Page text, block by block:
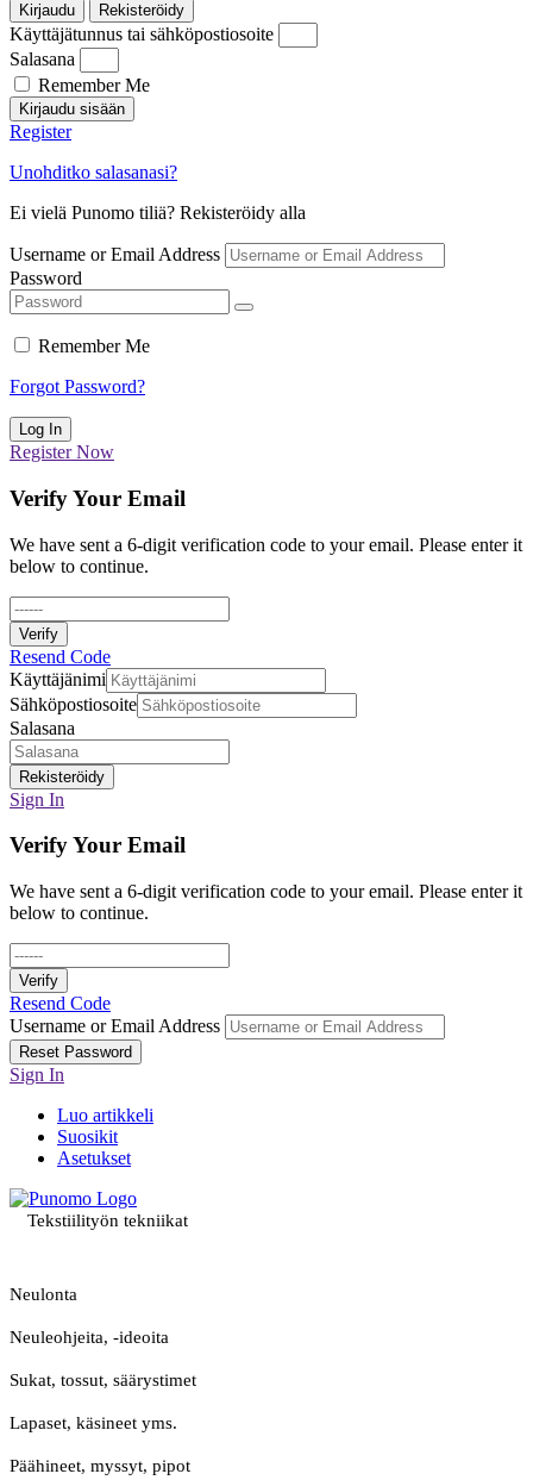
Kirjaudu Rekisteröidy
Käyttäjätunnus tai sähköpostiosoite
Salasana
Remember Me
Kirjaudu sisään
Register
Unohditko salasanasi?
Ei vielä Punomo tiliä? Rekisteröidy alla
Username or Email Address
Password
Remember Me
Forgot Password?
Log In
Register Now
Verify Your Email
We have sent a 6-digit verification code to your email. Please enter it
below to continue.
Verify
Resend Code
Käyttäjänimi
Sähköpostiosoite
Salasana
Rekisteröidy
Sign In
Verify Your Email
We have sent a 6-digit verification code to your email. Please enter it
below to continue.
Verify
Resend Code
Username or Email Address
Reset Password
Sign In
Luo artikkeli
Suosikit
Asetukset
Tekstiilityön tekniikat
Neulonta
Neuleohjeita, -ideoita
Sukat, tossut, säärystimet
Lapaset, käsineet yms.
Päähineet, myssyt, pipot